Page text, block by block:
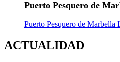
Puerto Pesquero de
Puerto Pesquero de Marbella
ACTUALIDAD